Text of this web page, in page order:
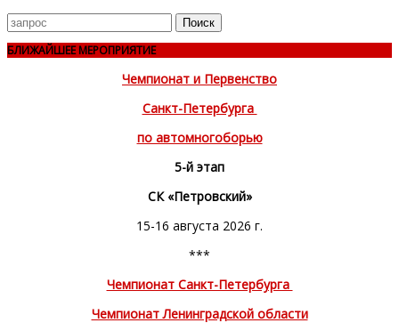
Поиск
для
БЛИЖАЙШЕЕ МЕРОПРИЯТИЕ
Чемпионат и Первенство
Санкт-Петербурга
по автомногоборью
5-й этап
СК «Петровский»
15-16 августа 2026 г.
***
Чемпионат Санкт-Петербурга
Чемпионат Ленинградской области